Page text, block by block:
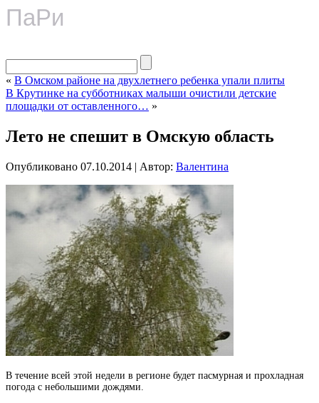
ПаРи
« В Омском районе на двухлетнего ребенка упали плиты
В Крутинке на субботниках малыши очистили детские
площадки от оставленного… »
Лето не спешит в Омскую область
Опубликовано 07.10.2014 | Автор: Валентина
В течение всей этой недели в регионе будет пасмурная и прохладная
погода с небольшими дождями.